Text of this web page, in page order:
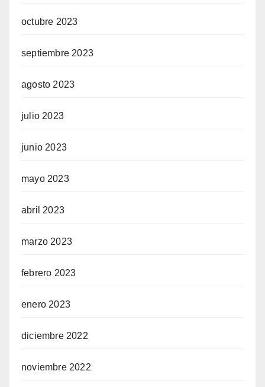
octubre 2023
septiembre 2023
agosto 2023
julio 2023
junio 2023
mayo 2023
abril 2023
marzo 2023
febrero 2023
enero 2023
diciembre 2022
noviembre 2022